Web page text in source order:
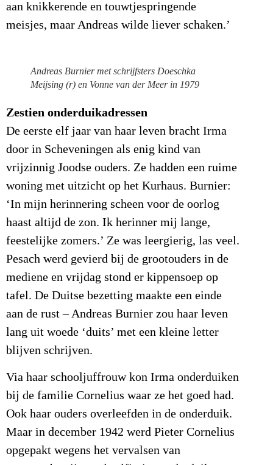
aan knikkerende en touwtjespringende
meisjes, maar Andreas wilde liever schaken.’
Andreas Burnier met schrijfsters Doeschka
Meijsing (r) en Vonne van der Meer in 1979
Zestien onderduikadressen
De eerste elf jaar van haar leven bracht Irma
door in Scheveningen als enig kind van
vrijzinnig Joodse ouders. Ze hadden een ruime
woning met uitzicht op het Kurhaus. Burnier:
‘In mijn herinnering scheen voor de oorlog
haast altijd de zon. Ik herinner mij lange,
feestelijke zomers.’ Ze was leergierig, las veel.
Pesach werd gevierd bij de grootouders in de
mediene en vrijdag stond er kippensoep op
tafel. De Duitse bezetting maakte een einde
aan de rust – Andreas Burnier zou haar leven
lang uit woede ‘duits’ met een kleine letter
blijven schrijven.
Via haar schooljuffrouw kon Irma onderduiken
bij de familie Cornelius waar ze het goed had.
Ook haar ouders overleefden in de onderduik.
Maar in december 1942 werd Pieter Cornelius
opgepakt wegens het vervalsen van